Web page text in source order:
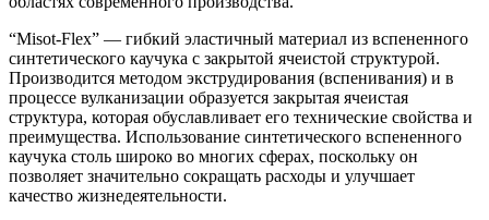
“Misot-Flex” — гибкий эластичный материал из вспененного
синтетического каучука с закрытой ячеистой структурой.
Производится методом экструдирования (вспенивания) и в
процессе вулканизации образуется закрытая ячеистая
структура, которая обуславливает его технические свойства и
преимущества. Использование синтетического вспененного
каучука столь широко во многих сферах, поскольку он
позволяет значительно сокращать расходы и улучшает
качество жизнедеятельности.